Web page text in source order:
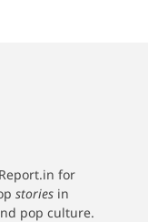
for
stories in
pop culture.